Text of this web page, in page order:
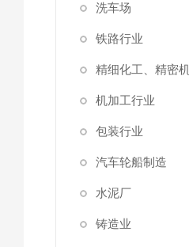
洗车场
铁路行业
精细化工、精密
机加工行业
包装行业
汽车轮船制造
水泥厂
铸造业